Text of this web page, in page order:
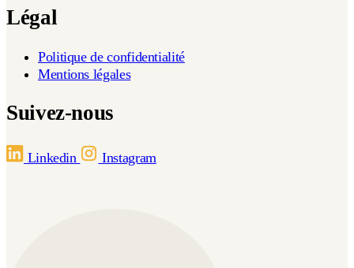
Légal
Politique de confidentialité
Mentions légales
Suivez-nous
Linkedin Instagram